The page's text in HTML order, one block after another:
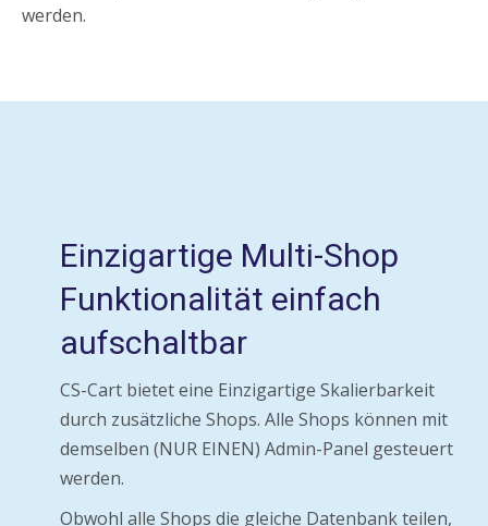
werden.
Einzigartige Multi-Shop
Funktionalität einfach
aufschaltbar
CS-Cart bietet eine Einzigartige Skalierbarkeit
durch zusätzliche Shops. Alle Shops können mit
demselben (NUR EINEN) Admin-Panel gesteuert
werden.
Obwohl alle Shops die gleiche Datenbank teilen,